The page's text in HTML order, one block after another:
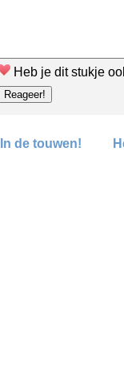
Heb je dit stukje
In de touwen!